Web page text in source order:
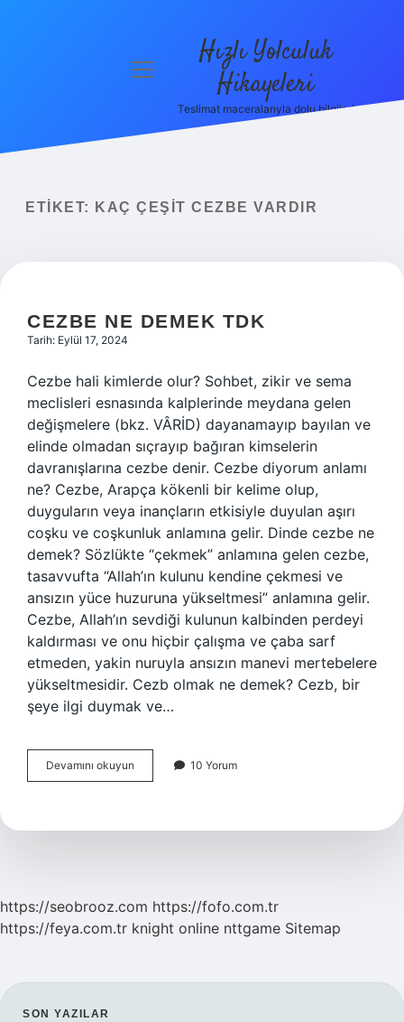
menüyü
Hızlı Yolculuk
Hikayeleri
Teslimat maceralarıyla dolu bilgiler!
ETIKET: KAÇ ÇEŞIT CEZBE VARDIR
CEZBE NE DEMEK TDK
Tarih: Eylül 17, 2024
Cezbe hali kimlerde olur? Sohbet, zikir ve sema
meclisleri esnasında kalplerinde meydana gelen
değişmelere (bkz. VÂRİD) dayanamayıp bayılan ve
elinde olmadan sıçrayıp bağıran kimselerin
davranışlarına cezbe denir. Cezbe diyorum anlamı
ne? Cezbe, Arapça kökenli bir kelime olup,
duyguların veya inançların etkisiyle duyulan aşırı
coşku ve coşkunluk anlamına gelir. Dinde cezbe ne
demek? Sözlükte “çekmek” anlamına gelen cezbe,
tasavvufta “Allah’ın kulunu kendine çekmesi ve
ansızın yüce huzuruna yükseltmesi” anlamına gelir.
Cezbe, Allah’ın sevdiği kulunun kalbinden perdeyi
kaldırması ve onu hiçbir çalışma ve çaba sarf
etmeden, yakin nuruyla ansızın manevi mertebelere
yükseltmesidir. Cezb olmak ne demek? Cezb, bir
şeye ilgi duymak ve…
Devamını okuyun
Ne
10 Yorum
https://seobrooz.com https://fofo.com.tr
https://feya.com.tr knight online nttgame Sitemap
SON YAZILAR